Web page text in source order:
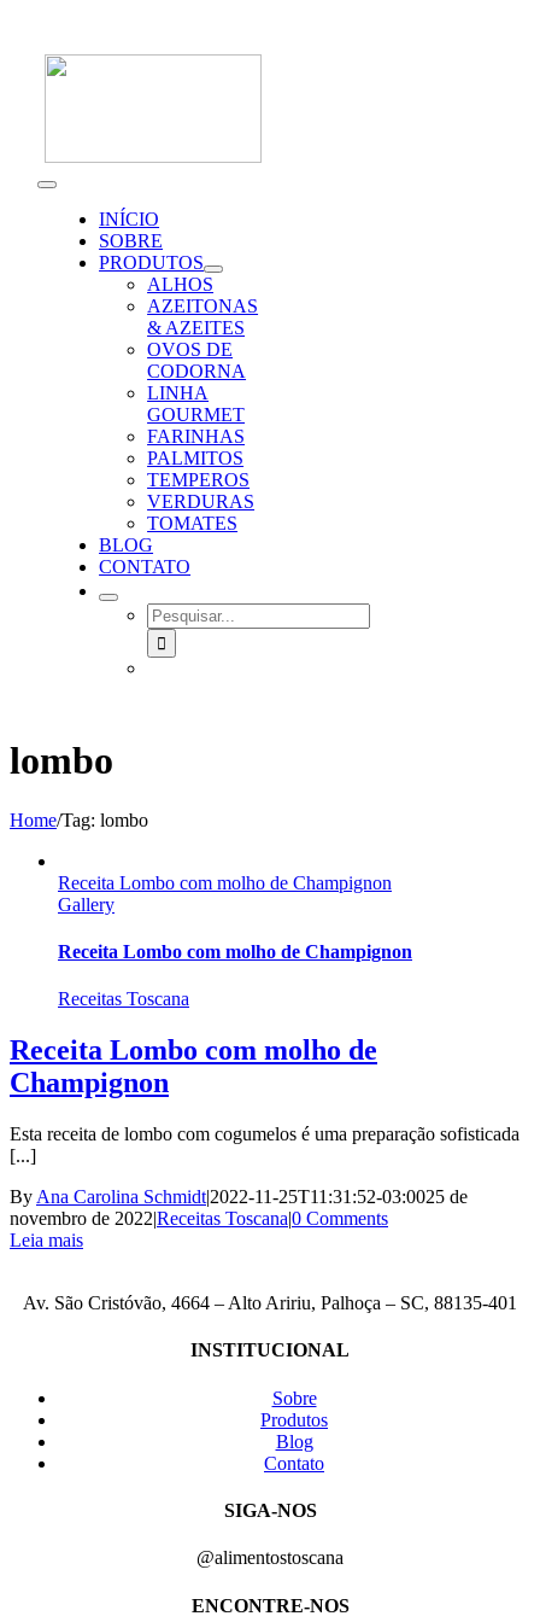
content
Toggle
NavigationINÍCIO
SOBRE
PRODUTOS
ALHOS
AZEITONAS
& AZEITES
OVOS DE
CODORNA
LINHA
GOURMET
FARINHAS
PALMITOS
TEMPEROS
VERDURAS
TOMATES
BLOG
CONTATO
SEARCH
FOR:
lombo
Home/Tag: lombo
Receita Lombo com molho de Champignon
Gallery
Receita Lombo com molho de Champignon
Receitas Toscana
Receita Lombo com molho de
Champignon
Esta receita de lombo com cogumelos é uma preparação sofisticada
[...]
By Ana Carolina Schmidt|2022-11-25T11:31:52-03:0025 de
novembro de 2022|Receitas Toscana|0 Comments
Leia mais
Av. São Cristóvão, 4664 – Alto Aririu, Palhoça – SC, 88135-401
INSTITUCIONAL
Sobre
Produtos
Blog
Contato
SIGA-NOS
@alimentostoscana
ENCONTRE-NOS